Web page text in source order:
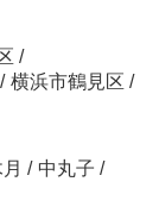
/
/ 横浜市鶴見区 /
/ 中丸子 /